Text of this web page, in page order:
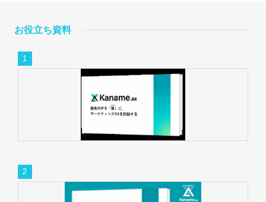
お役立ち資料